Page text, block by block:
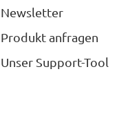
Newsletter
Produkt anfragen
Unser Support-Tool